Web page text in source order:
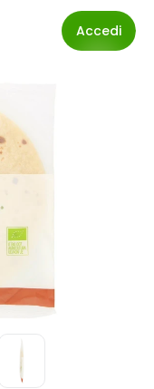
Accedi